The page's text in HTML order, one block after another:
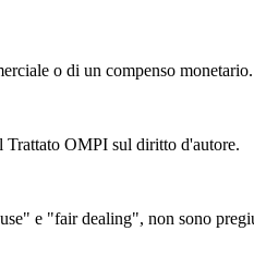
o di un compenso monetario.
OMPI sul diritto d'autore.
e "fair dealing", non sono